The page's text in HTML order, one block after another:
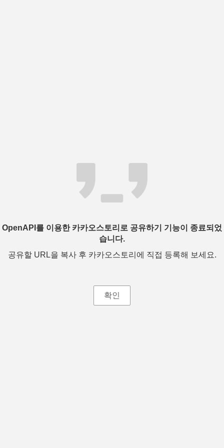
OpenAPI를 이용한 카카오스토리로 공유하기 기능이 종료되었
습니다.
공유할 URL을 복사 후 카카오스토리에 직접 등록해 보세요.
확인